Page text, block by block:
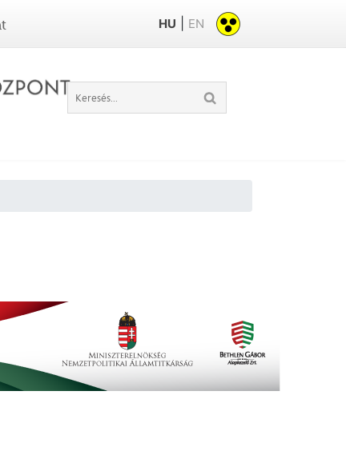
HU EN